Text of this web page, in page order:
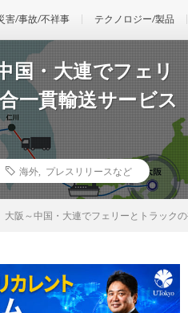
害/事故/不祥事 テクノロジー/製品
国・大連でフェリ
一貫輸送サービス
海外 プレスリリースなど
大阪～中国・大連でフェリーとトラック